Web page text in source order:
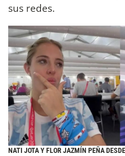
sus redes.
NATI JOTA Y FLOR JAZMÍN PEÑA